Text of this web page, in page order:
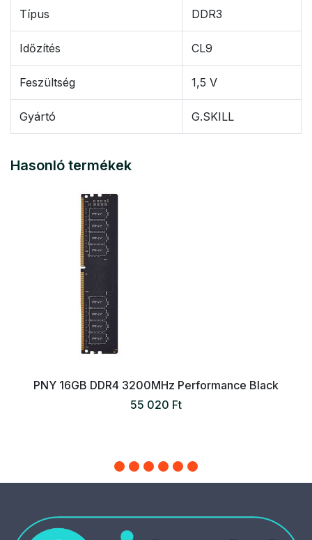
Típus DDR3
Időzítés CL9
Feszültség 1,5 V
Gyártó G.SKILL
Hasonló termékek
PNY 16GB DDR4 3200MHz Performance Black
55 020 Ft